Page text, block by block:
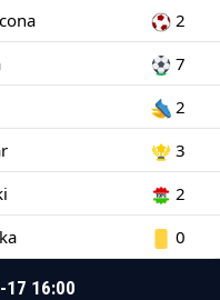
2
7
2
3
2
0
17 16:00